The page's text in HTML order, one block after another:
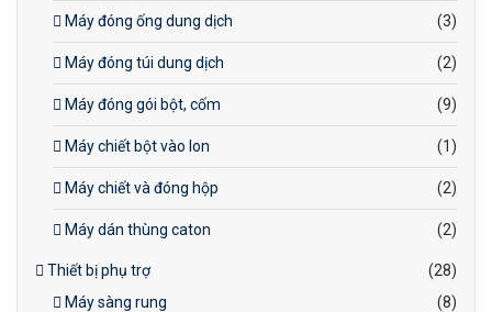
Máy đóng ống dung dịch (3)
Máy đóng túi dung dịch (2)
Máy đóng gói bột, cốm (9)
Máy chiết bột vào lon (1)
Máy chiết và đóng hộp (2)
Máy dán thùng caton (2)
Thiết bị phụ trợ
(28)
Máy sàng rung
(8)